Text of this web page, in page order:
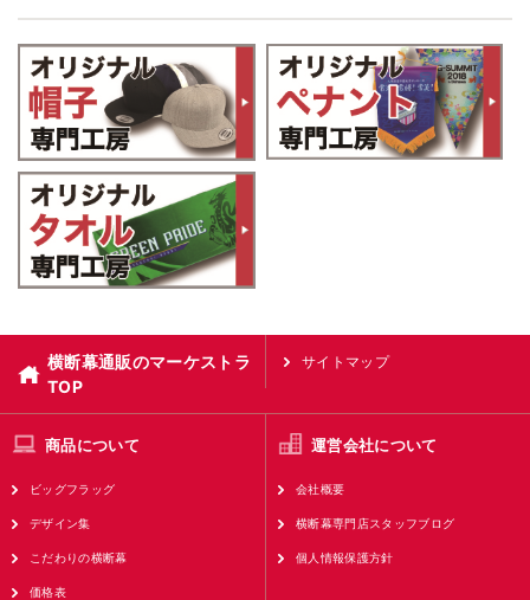
横断幕通販のマーケストラ
TOP
サイトマップ
商品について
ビッグフラッグ
デザイン集
こだわりの横断幕
価格表
運営会社について
会社概要
横断幕専門店スタッフブログ
個人情報保護方針